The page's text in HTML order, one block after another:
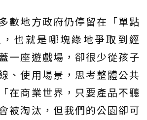
數地方政府仍停留在「單點
也就是哪塊綠地爭取到經
一座遊戲場，卻很少從孩子
、使用場景，思考整體公共
在商業世界，只要產品不聽
被淘汰，但我們的公園卻可